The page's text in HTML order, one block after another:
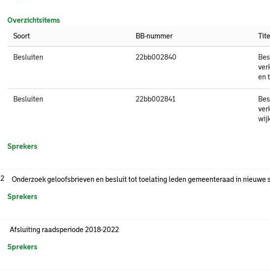
Overzichtsitems
Soort
BB-nummer
Besluiten 22bb002840
en
Besluiten 22bb002841
Sprekers
Onderzoek geloofsbrieven en besluit tot toelating leden gemeenteraad in nieuwe
Sprekers
Afsluiting raadsperiode 2018-2022
Sprekers